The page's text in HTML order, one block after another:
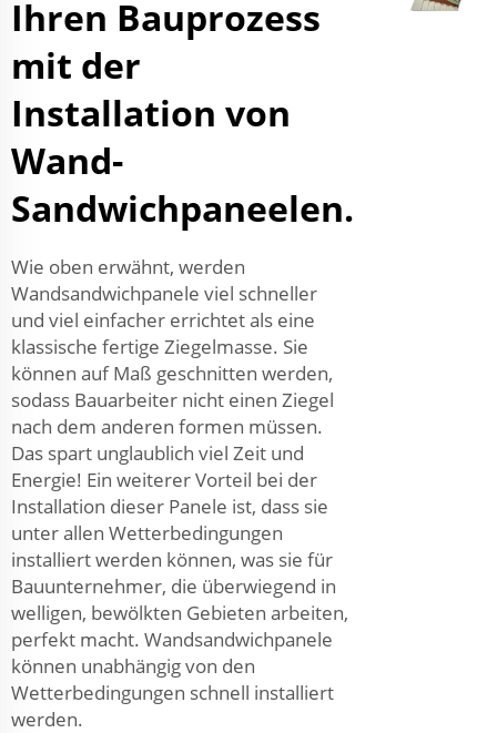
Ihren Bauprozess
mit der
Installation von
Wand-
Sandwichpaneelen.
Wie oben erwähnt, werden
Wandsandwichpanele viel schneller
und viel einfacher errichtet als eine
klassische fertige Ziegelmasse. Sie
können auf Maß geschnitten werden,
sodass Bauarbeiter nicht einen Ziegel
nach dem anderen formen müssen.
Das spart unglaublich viel Zeit und
Energie! Ein weiterer Vorteil bei der
Installation dieser Panele ist, dass sie
unter allen Wetterbedingungen
installiert werden können, was sie für
Bauunternehmer, die überwiegend in
welligen, bewölkten Gebieten arbeiten,
perfekt macht. Wandsandwichpanele
können unabhängig von den
Wetterbedingungen schnell installiert
werden.